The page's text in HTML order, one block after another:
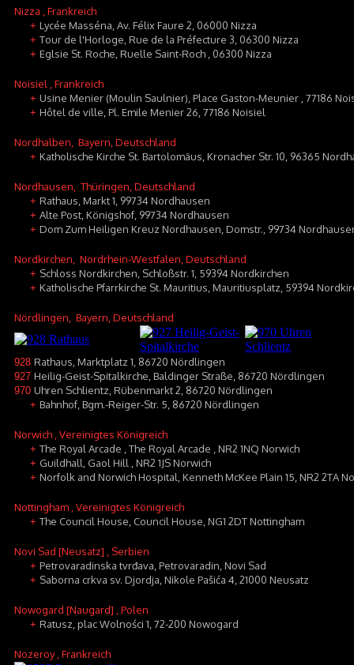
Nizza , Frankreich
+ Lycée Masséna, Av. Félix Faure 2, 06000 Nizza
+ Tour de l'Horloge, Rue de la Préfecture 3, 06300 Nizza
+ Eglsie St. Roche, Ruelle Saint-Roch , 06300 Nizza
Noisiel , Frankreich
+ Usine Menier (Moulin Saulnier), Place Gaston-Meunier , 77186
+ Hôtel de ville, Pl. Emile Menier 26, 77186 Noisiel
Nordhalben , Bayern, Deutschland
+ Katholische Kirche St. Bartolomäus, Kronacher Str. 10, 96365
Nordhausen , Thüringen, Deutschland
+ Rathaus, Markt 1, 99734 Nordhausen
+ Alte Post, Königshof, 99734 Nordhausen
+ Dom Zum Heiligen Kreuz Nordhausen, Domstr., 99734
Nordkirchen , Nordrhein-Westfalen, Deutschland
+ Schloss Nordkirchen, Schloßstr. 1, 59394 Nordkirchen
+ Katholische Pfarrkirche St. Mauritius, Mauritiusplatz, 59394
Nördlingen , Bayern, Deutschland
928 Rathaus, Marktplatz 1, 86720 Nördlingen
927 Heilig-Geist-Spitalkirche, Baldinger Straße, 86720 Nördlingen
970 Uhren Schlientz, Rübenmarkt 2, 86720 Nördlingen
+ Bahnhof, Bgm.-Reiger-Str. 5, 86720 Nördlingen
Norwich , Vereinigtes Königreich
+ The Royal Arcade , The Royal Arcade , NR2 1NQ Norwich
+ Guildhall, Gaol Hill , NR2 1JS Norwich
+ Norfolk and Norwich Hospital, Kenneth McKee Plain 15, NR2 2TA
Nottingham , Vereinigtes Königreich
+ The Council House, Council House, NG1 2DT Nottingham
Novi Sad [Neusatz] , Serbien
+ Petrovaradinska tvrđava, Petrovaradin, Novi Sad
+ Saborna crkva sv. Djordja, Nikole Pašića 4, 21000 Neusatz
Nowogard [Naugard] , Polen
+ Ratusz, plac Wolności 1, 72-200 Nowogard
Nozeroy, Frankreich